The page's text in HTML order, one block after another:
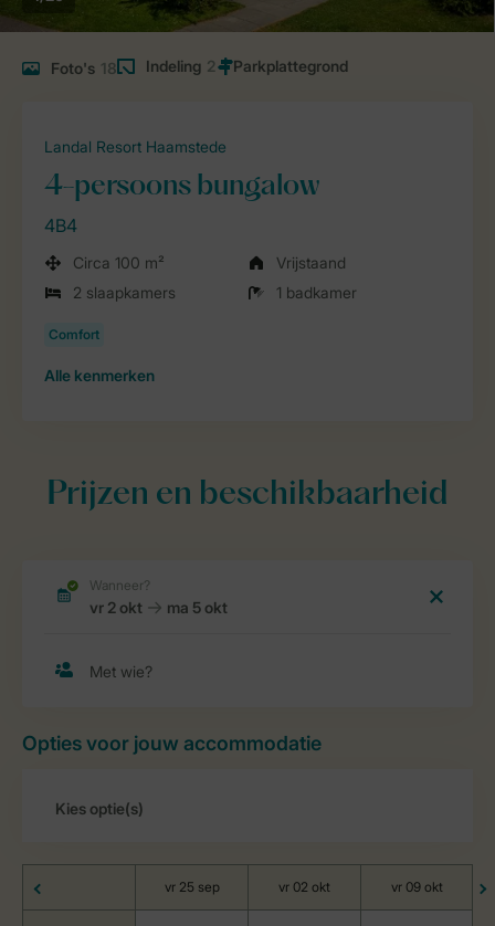
Foto's 18 Indeling 2
Landal Resort Haamstede
4-persoons bungalow
4B4
Circa 100 m²
Vrijstaand
2 slaapkamers
1 badkamer
Alle kenmerken
Prijzen en beschikbaarheid
Opties voor jouw accommodatie
vr 25 sep vr 02 okt vr 09 okt